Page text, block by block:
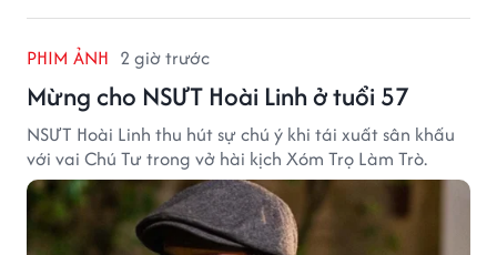
PHIM ẢNH 2 giờ trước
Mừng cho NSƯT Hoài Linh ở tuổi 57
NSƯT Hoài Linh thu hút sự chú ý khi tái xuất sân khấu
với vai Chú Tư trong vở hài kịch Xóm Trọ Làm Trò.